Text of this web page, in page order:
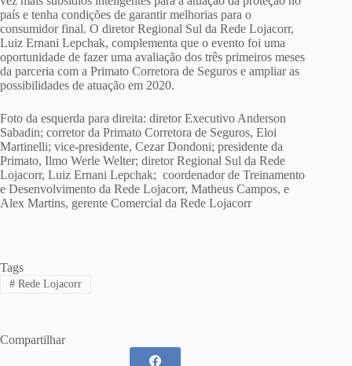
país e tenha condições de garantir melhorias para o
consumidor final. O diretor Regional Sul da Rede Lojacorr,
Luiz Ernani Lepchak, complementa que o evento foi uma
oportunidade de fazer uma avaliação dos três primeiros meses
da parceria com a Primato Corretora de Seguros e ampliar as
possibilidades de atuação em 2020.
Foto da esquerda para direita: diretor Executivo Anderson
Sabadin; corretor da Primato Corretora de Seguros, Eloi
Martinelli; vice-presidente, Cezar Dondoni; presidente da
Primato, Ilmo Werle Welter; diretor Regional Sul da Rede
Lojacorr, Luiz Ernani Lepchak; coordenador de Treinamento
e Desenvolvimento da Rede Lojacorr, Matheus Campos, e
Alex Martins, gerente Comercial da Rede Lojacorr
Tags
#Rede Lojacorr
Compartilhar